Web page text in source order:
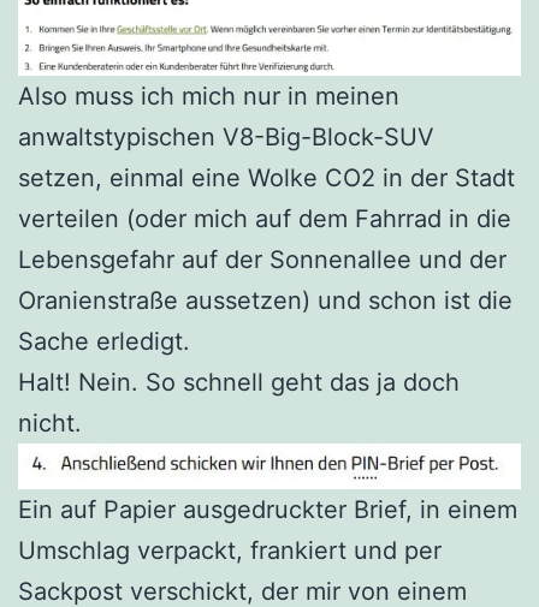
Also muss ich mich nur in meinen
anwaltstypischen V8-Big-Block-SUV
setzen, einmal eine Wolke CO2 in der Stadt
verteilen (oder mich auf dem Fahrrad in die
Lebensgefahr auf der Sonnenallee und der
Oranienstraße aussetzen) und schon ist die
Sache erledigt.
Halt! Nein. So schnell geht das ja doch
nicht.
Ein auf Papier ausgedruckter Brief, in einem
Umschlag verpackt, frankiert und per
Sackpost verschickt, der mir von einem